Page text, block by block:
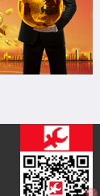
期货
交流群